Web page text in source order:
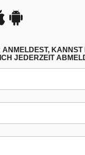
JEDERZEIT